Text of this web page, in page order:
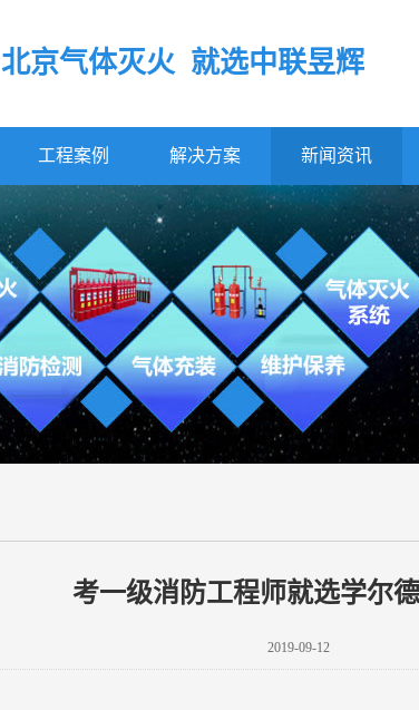
北京气体灭火 就选中联昱辉
工程案例 解决方案 新闻资讯
考一级消防工程师就选学尔
2019-09-12